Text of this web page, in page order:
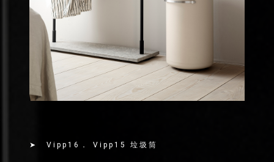
➤ Vipp16． Vipp15 垃圾筒